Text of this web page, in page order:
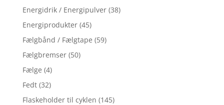
Energidrik / Energipulver (38)
Energiprodukter (45)
Fælgbånd / Fælgtape (59)
Fælgbremser (50)
Fælge (4)
Fedt (32)
Flaskeholder til cyklen (145)